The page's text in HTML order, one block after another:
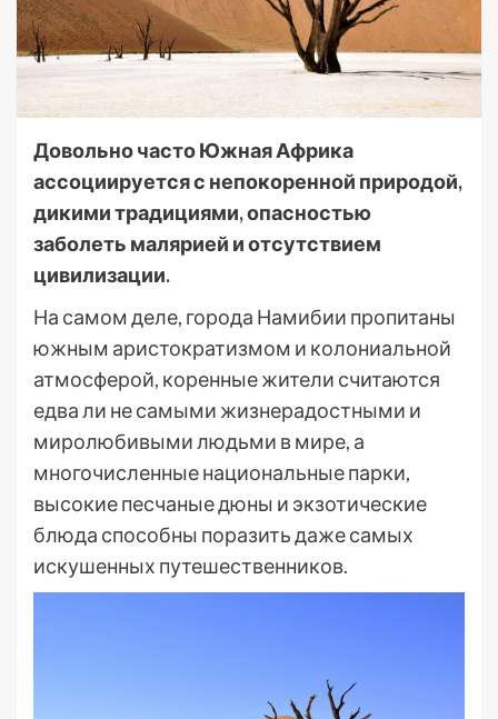
Довольно часто Южная Африка
ассоциируется с непокоренной природой,
дикими традициями, опасностью
заболеть малярией и отсутствием
цивилизации.
На самом деле, города Намибии пропитаны
южным аристократизмом и колониальной
атмосферой, коренные жители считаются
едва ли не самыми жизнерадостными и
миролюбивыми людьми в мире, а
многочисленные национальные парки,
высокие песчаные дюны и экзотические
блюда способны поразить даже самых
искушенных путешественников.